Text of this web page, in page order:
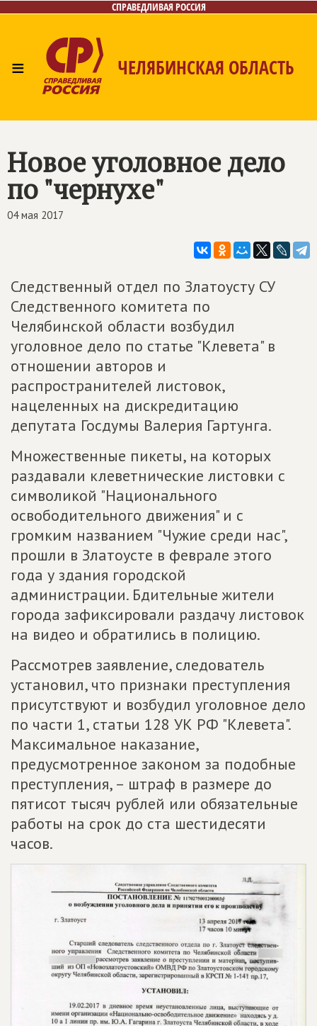
СПРАВЕДЛИВАЯ РОССИЯ
≡ ЧЕЛЯБИНСКАЯ ОБЛАСТЬ
Новое уголовное дело
по "чернухе"
04 мая 2017
Следственный отдел по Златоусту СУ
Следственного комитета по
Челябинской области возбудил
уголовное дело по статье "Клевета" в
отношении авторов и
распространителей листовок,
нацеленных на дискредитацию
депутата Госдумы Валерия Гартунга.
Множественные пикеты, на которых
раздавали клеветнические листовки с
символикой "Национального
освободительного движения" и с
громким названием "Чужие среди нас",
прошли в Златоусте в феврале этого
года у здания городской
администрации. Бдительные жители
города зафиксировали раздачу листовок
на видео и обратились в полицию.
Рассмотрев заявление, следователь
установил, что признаки преступления
присутствуют и возбудил уголовное дело
по части 1, статьи 128 УК РФ "Клевета".
Максимальное наказание,
предусмотренное законом за подобные
преступления, – штраф в размере до
пятисот тысяч рублей или обязательные
работы на срок до ста шестидесяти
часов.